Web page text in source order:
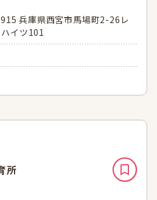
兵庫県西宮市馬場町2-26レ
イツ101
所